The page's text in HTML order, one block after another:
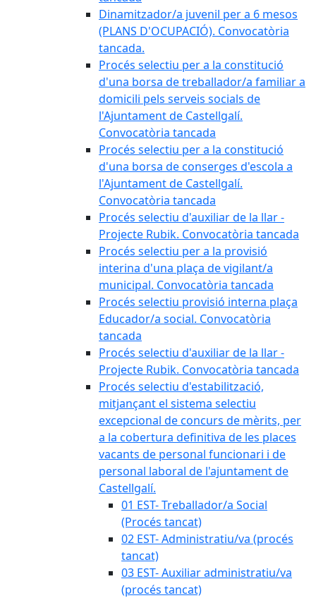
Dinamitzador/a juvenil per a 6 mesos
(PLANS D'OCUPACIÓ). Convocatòria
tancada.
Procés selectiu per a la constitució
d'una borsa de treballador/a familiar a
domicili pels serveis socials de
l'Ajuntament de Castellgalí.
Convocatòria tancada
Procés selectiu per a la constitució
d'una borsa de conserges d'escola a
l'Ajuntament de Castellgalí.
Convocatòria tancada
Procés selectiu d'auxiliar de la llar -
Projecte Rubik. Convocatòria tancada
Procés selectiu per a la provisió
interina d'una plaça de vigilant/a
municipal. Convocatòria tancada
Procés selectiu provisió interna plaça
Educador/a social. Convocatòria
tancada
Procés selectiu d'auxiliar de la llar -
Projecte Rubik. Convocatòria tancada
Procés selectiu d'estabilització,
mitjançant el sistema selectiu
excepcional de concurs de mèrits, per
a la cobertura definitiva de les places
vacants de personal funcionari i de
personal laboral de l'ajuntament de
Castellgalí.
01 EST- Treballador/a Social
(Procés tancat)
02 EST- Administratiu/va (procés
tancat)
03 EST- Auxiliar administratiu/va
(procés tancat)